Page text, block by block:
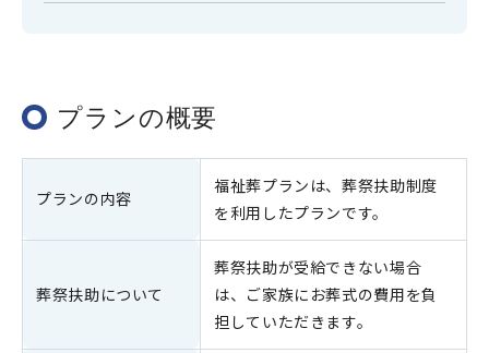
プランの概要
プランの内容
福祉葬プランは、葬祭扶助制度
を利用したプランです。
葬祭扶助について
葬祭扶助が受給できない場合
は、ご家族にお葬式の費用を負
担していただきます。